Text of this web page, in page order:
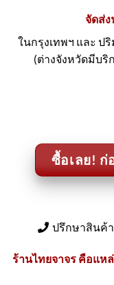
จัดส่ง
ในกรุงเทพฯ และ ป
(ต่างจังหวัดมีบริ
ซื้อเลย!
ปรึกษาสินค้า
ร้านไทยจาจร คือแห